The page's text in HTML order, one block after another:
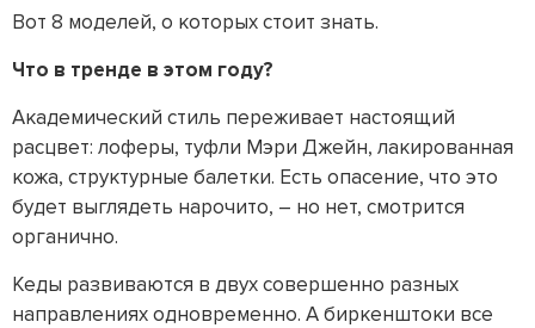
Вот 8 моделей, о которых стоит знать.
Что в тренде в этом году?
Академический стиль переживает настоящий
расцвет: лоферы, туфли Мэри Джейн, лакированная
кожа, структурные балетки. Есть опасение, что это
будет выглядеть нарочито, – но нет, смотрится
органично.
Кеды развиваются в двух совершенно разных
направлениях одновременно. А биркенштоки все